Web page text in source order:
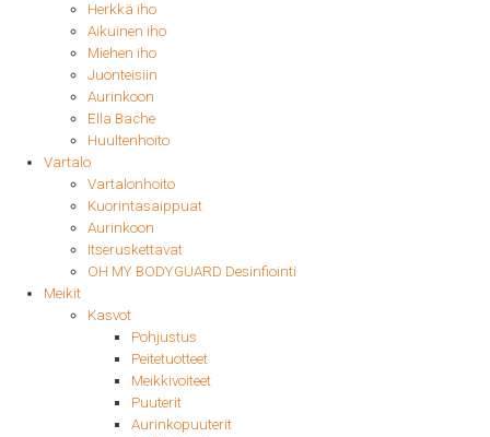
Herkkä iho
Aikuinen iho
Miehen iho
Juonteisiin
Aurinkoon
Ella Bache
Huultenhoito
Vartalo
Vartalonhoito
Kuorintasaippuat
Aurinkoon
Itseruskettavat
OH MY BODYGUARD Desinfiointi
Meikit
Kasvot
Pohjustus
Peitetuotteet
Meikkivoiteet
Puuterit
Aurinkopuuterit